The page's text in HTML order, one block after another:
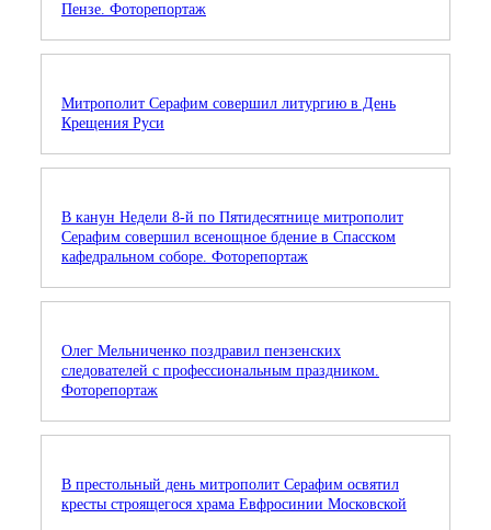
Пензе. Фоторепортаж
Митрополит Серафим совершил литургию в День
Крещения Руси
В канун Недели 8-й по Пятидесятнице митрополит
Серафим совершил всенощное бдение в Спасском
кафедральном соборе. Фоторепортаж
Олег Мельниченко поздравил пензенских
следователей с профессиональным праздником.
Фоторепортаж
В престольный день митрополит Серафим освятил
кресты строящегося храма Евфросинии Московской